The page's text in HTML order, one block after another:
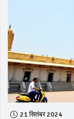
21 सितंबर 2024